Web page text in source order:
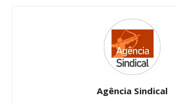
Agência Sindical